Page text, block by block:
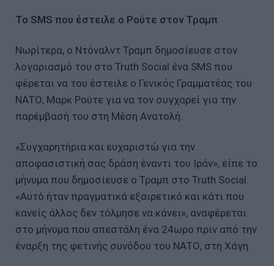
Το SMS που έστειλε ο Ρούτε στον Τραμπ
Νωρίτερα, ο Ντόναλντ Τραμπ δημοσίευσε στον
λογαριασμό του στο Truth Social ένα SMS που
φέρεται να του έστειλε ο Γενικός Γραμματέας του
ΝΑΤΟ, Μαρκ Ρούτε για να τον συγχαρεί για την
παρέμβασή του στη Μέση Ανατολή.
«Συγχαρητήρια και ευχαριστώ για την
αποφασιστική σας δράση έναντι του Ιράν», είπε το
μήνυμα που δημοσίευσε ο Τραμπ στο Truth Social.
«Αυτό ήταν πραγματικά εξαιρετικό και κάτι που
κανείς άλλος δεν τόλμησε να κάνει», αναφέρεται
στο μήνυμα που απεστάλη ένα 24ωρο πριν από την
έναρξη της φετινής συνόδου του ΝΑΤΟ, στη Χάγη.